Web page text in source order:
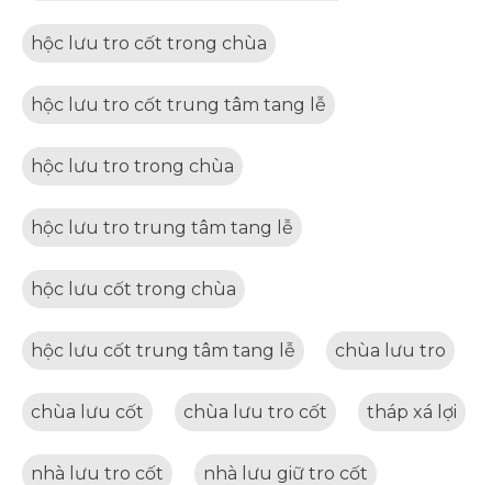
hộc lưu tro cốt trong chùa
hộc lưu tro cốt trung tâm tang lễ
hộc lưu tro trong chùa
hộc lưu tro trung tâm tang lễ
hộc lưu cốt trong chùa
hộc lưu cốt trung tâm tang lễ chùa lưu tro
chùa lưu cốt chùa lưu tro cốt tháp xá lợi
nhà lưu tro cốt nhà lưu giữ tro cốt